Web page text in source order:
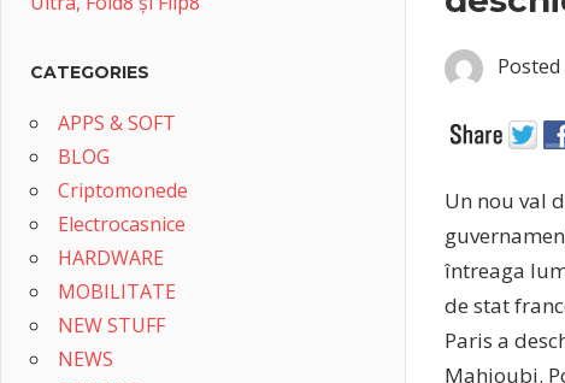
Un nou val
întreaga
de stat
Paris a
Mahjoubi.
CATEGORIES
APPS & SOFT
BLOG
Criptomonede
Electrocasnice
HARDWARE
MOBILITATE
NEW STUFF
NEWS